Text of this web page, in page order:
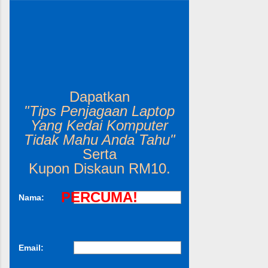
Dapatkan
"Tips Penjagaan Laptop
Yang Kedai Komputer
Tidak Mahu Anda Tahu"
Serta
Kupon Diskaun RM10.
PERCUMA!
Nama:
Email: